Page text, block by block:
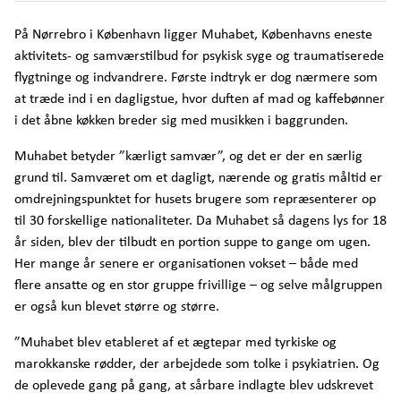
På Nørrebro i København ligger Muhabet, Københavns eneste
aktivitets- og samværstilbud for psykisk syge og traumatiserede
flygtninge og indvandrere. Første indtryk er dog nærmere som
at træde ind i en dagligstue, hvor duften af mad og kaffebønner
i det åbne køkken breder sig med musikken i baggrunden.
Muhabet betyder ”kærligt samvær”, og det er der en særlig
grund til. Samværet om et dagligt, nærende og gratis måltid er
omdrejningspunktet for husets brugere som repræsenterer op
til 30 forskellige nationaliteter. Da Muhabet så dagens lys for 18
år siden, blev der tilbudt en portion suppe to gange om ugen.
Her mange år senere er organisationen vokset – både med
flere ansatte og en stor gruppe frivillige – og selve målgruppen
er også kun blevet større og større.
”Muhabet blev etableret af et ægtepar med tyrkiske og
marokkanske rødder, der arbejdede som tolke i psykiatrien. Og
de oplevede gang på gang, at sårbare indlagte blev udskrevet